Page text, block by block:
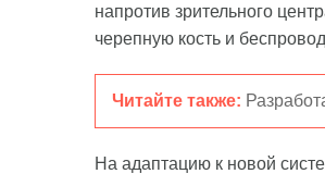
напротив зрительного
черепную кость и
Читайте также:
На адаптацию к новой